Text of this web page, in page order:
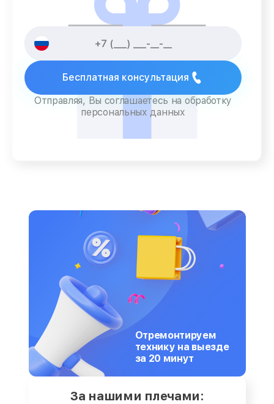
Бесплатная консультация
Отправляя, Вы соглашаетесь на обработку
персональных данных
Отремонтируем
технику на выезде
за 20 минут
За нашими плечами: